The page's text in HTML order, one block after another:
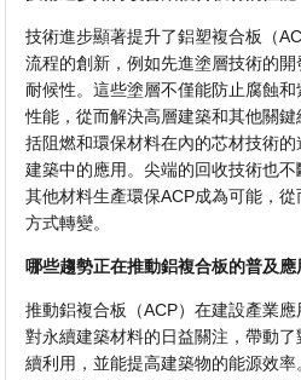
技術進步顯著提升了鋁塑複合板（
流程的創新，例如先進塗層技術的
耐候性。這些塗層不僅能防止腐蝕
性能，從而解決高層建築和其他關
括阻燃和環保材料在內的芯材技術
建築中的應用。尖端的回收技術也
其他材料生產環保ACP成為可能，
方式轉變。
哪些趨勢正在推動鋁複合板的普及應
推動鋁複合板（ACP）在建設產業
對永續建築材料的日益關注，帶動
續利用，並能提高建築物的能源效